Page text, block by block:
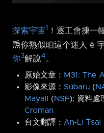
探索宇宙1
！逐工會揀一
𤆬你熟似咱這个迷人 ê
你3解說4 。
原始文章： M31: The
影像來源： Subaru (
Mayall
(NSF); 資料處
Croman
台文翻譯： An-Li Tsai